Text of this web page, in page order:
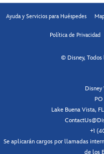
Ayuda y Servicios para Huéspedes
Política de Privacidad
© Disney, Todos
Disney
Lake Buena Vista,
+1
Se aplicarán cargos por llamadas
de los